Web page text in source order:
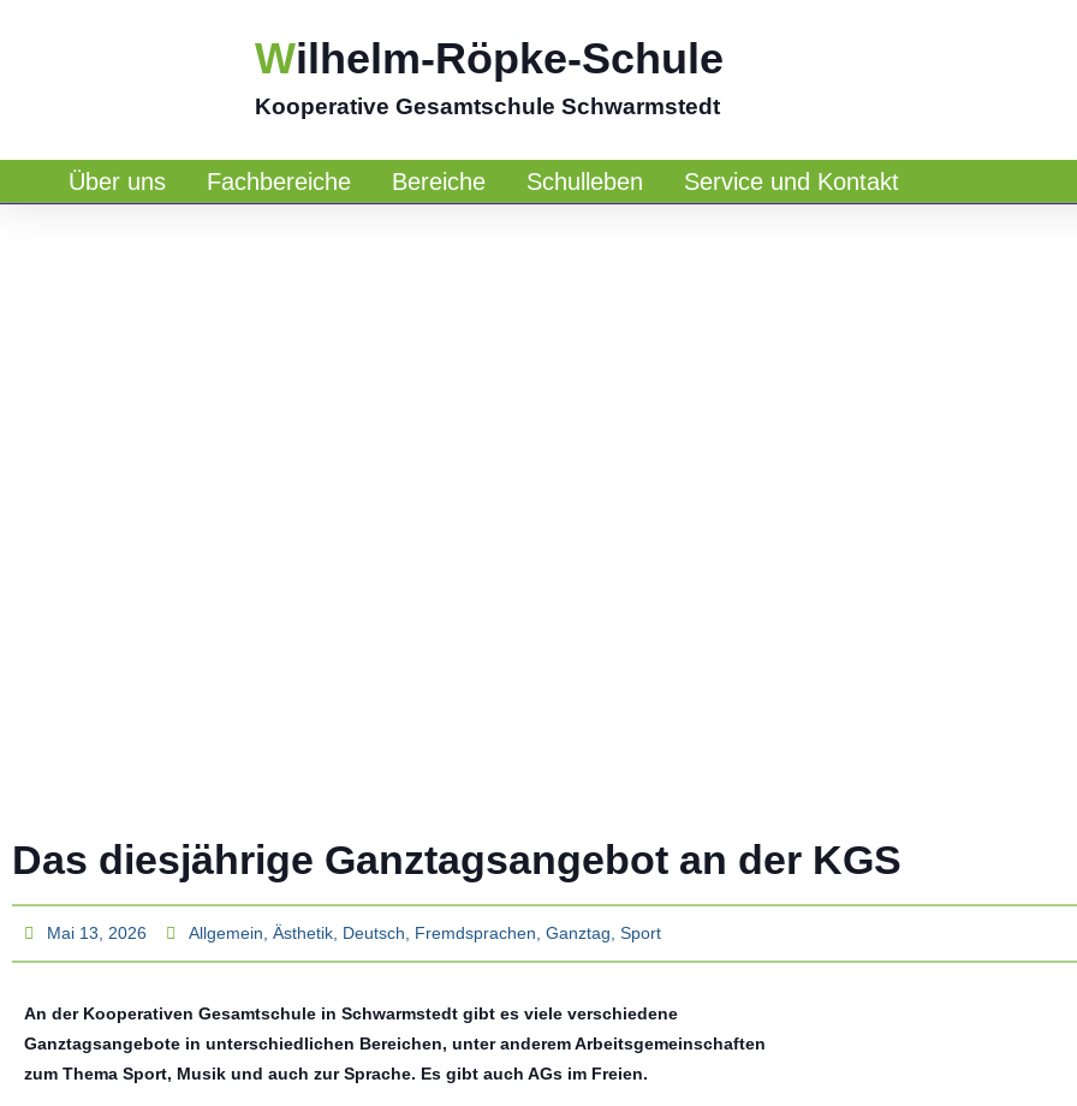
Wilhelm-Röpke-Schule
Kooperative Gesamtschule Schwarmstedt
Über uns Fachbereiche Bereiche Schulleben Service und Kontakt
Das diesjährige Ganztagsangebot an der KGS
Mai 13, 2026 Allgemein Ästhetik Deutsch Fremdsprachen Ganztag Sport
An der Kooperativen Gesamtschule in Schwarmstedt gibt es viele verschiedene
Ganztagsangebote in unterschiedlichen Bereichen, unter anderem Arbeitsgemeinschaften
zum Thema Sport, Musik und auch zur Sprache. Es gibt auch AGs im Freien.